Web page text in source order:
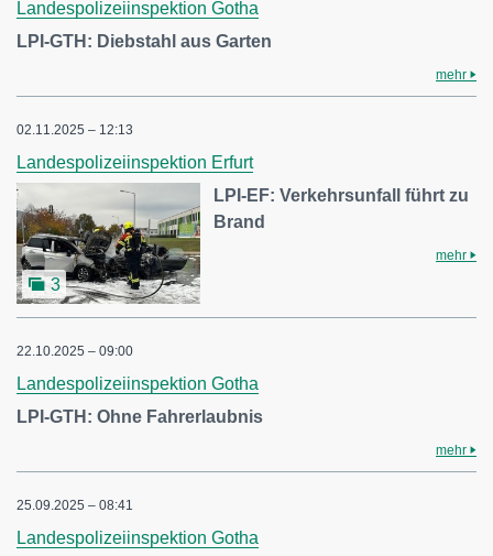
Landespolizeiinspektion Gotha
LPI-GTH: Diebstahl aus Garten
mehr
02.11.2025 – 12:13
Landespolizeiinspektion Erfurt
3
LPI-EF: Verkehrsunfall führt zu
Brand
mehr
22.10.2025 – 09:00
Landespolizeiinspektion Gotha
LPI-GTH: Ohne Fahrerlaubnis
mehr
25.09.2025 – 08:41
Landespolizeiinspektion Gotha